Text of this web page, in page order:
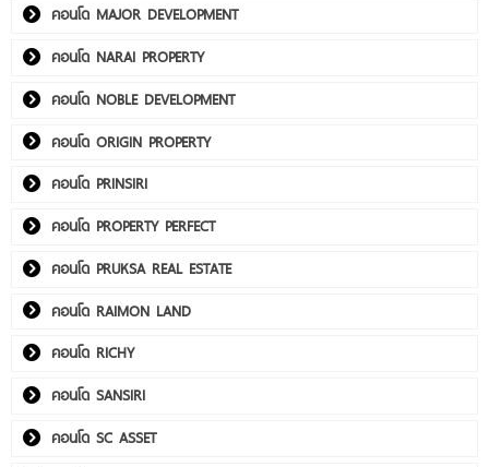
คอนโด MAJOR DEVELOPMENT
คอนโด NARAI PROPERTY
คอนโด NOBLE DEVELOPMENT
คอนโด ORIGIN PROPERTY
คอนโด PRINSIRI
คอนโด PROPERTY PERFECT
คอนโด PRUKSA REAL ESTATE
คอนโด RAIMON LAND
คอนโด RICHY
คอนโด SANSIRI
คอนโด SC ASSET